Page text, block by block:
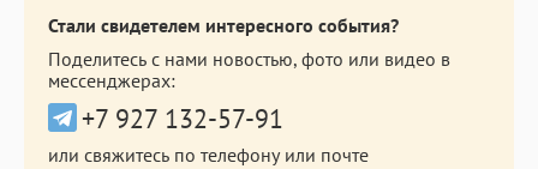
Стали свидетелем интересного события?
Поделитесь с нами новостью, фото или видео в
мессенджерах:
+7 927 132-57-91
или свяжитесь по телефону или почте